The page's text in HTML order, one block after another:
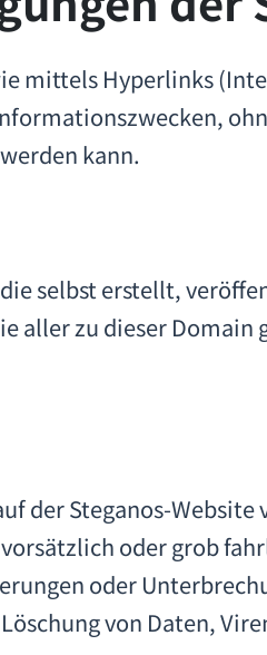
mittels Hyperlinks
kann.
selbst erstellt,
aller zu dieser
der Steganos-
oder grob
oder
von Daten,